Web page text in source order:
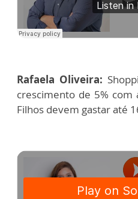
Rafaela Oliveira:
crescimento de 5% com
Filhos devem gastar até